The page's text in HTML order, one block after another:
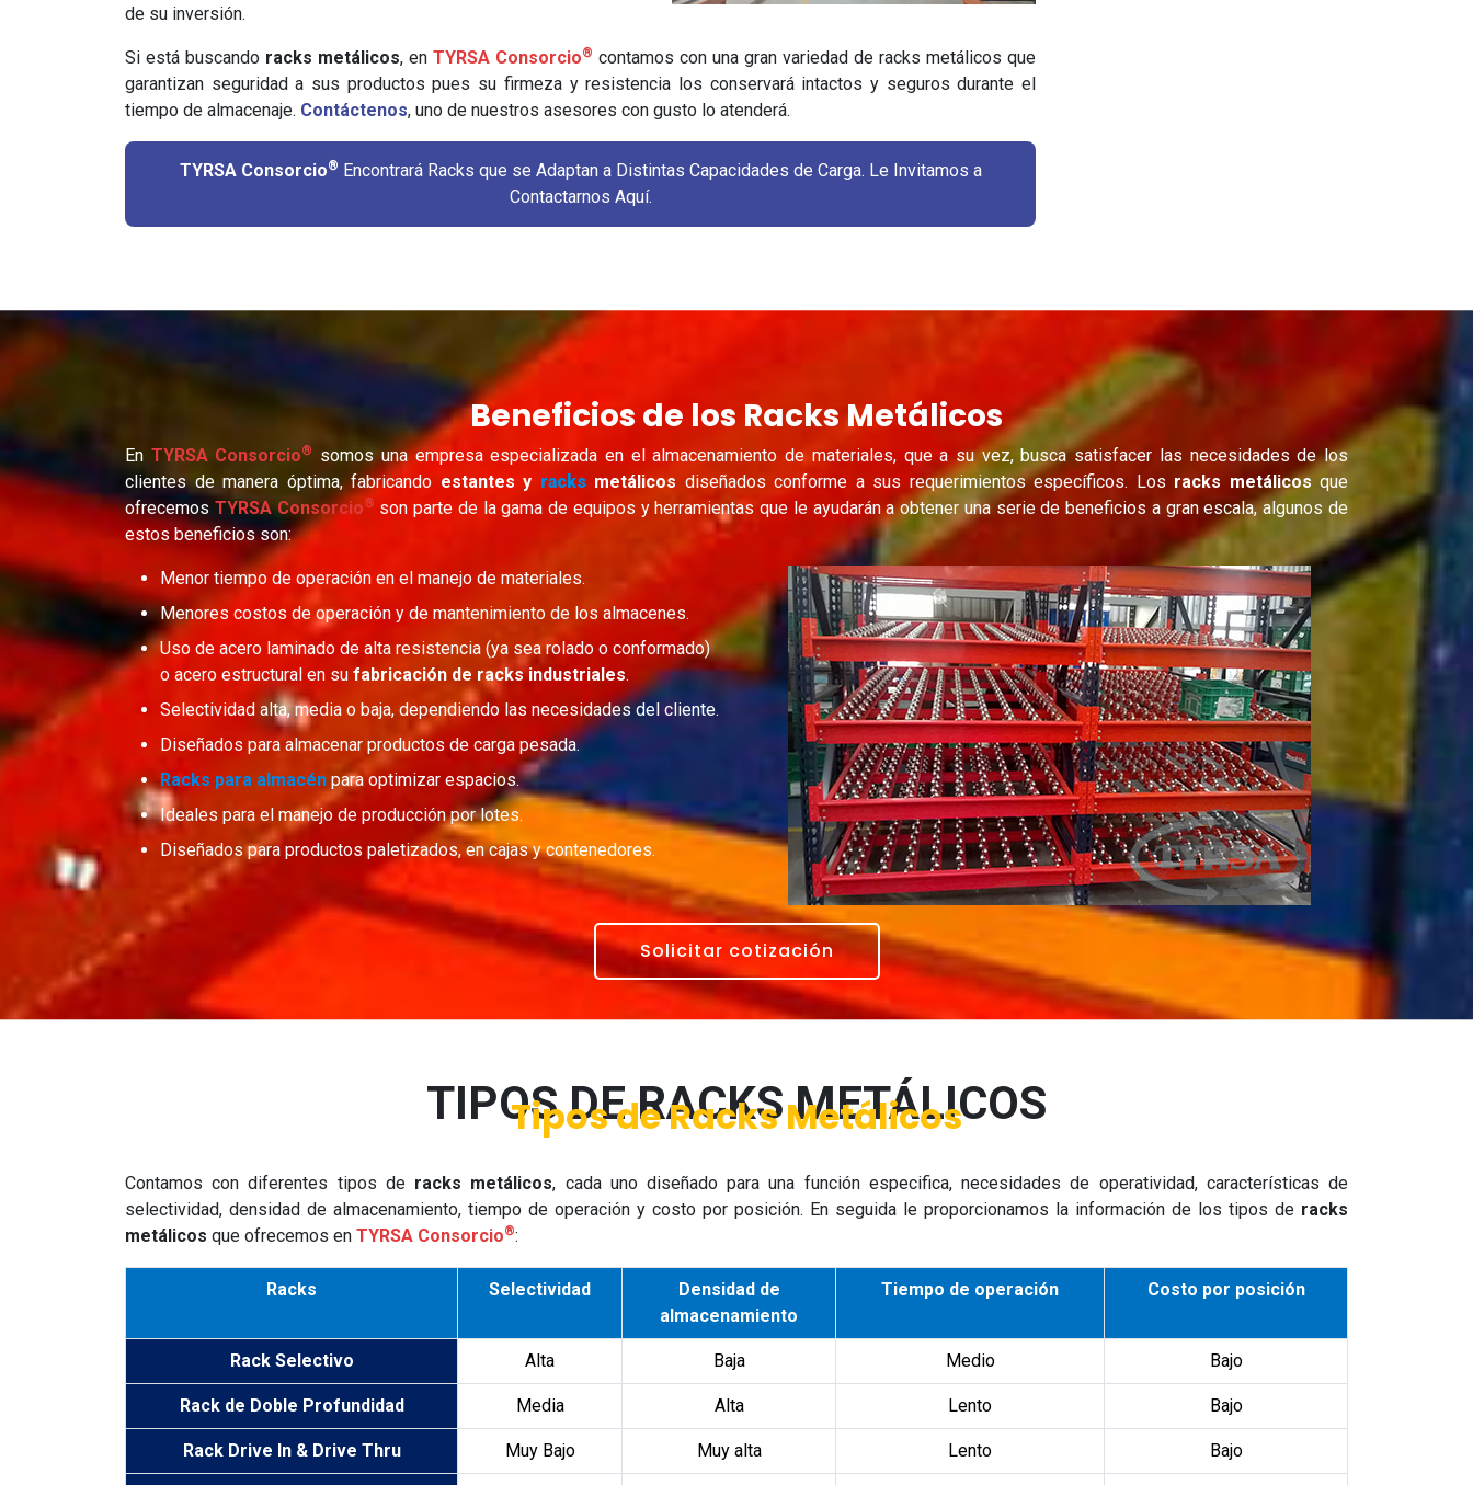
de su inversión.
Si está buscando racks metálicos, en TYRSA Consorcio® contamos con una gran variedad de racks metálicos que
garantizan seguridad a sus productos pues su firmeza y resistencia los conservará intactos y seguros durante el
tiempo de almacenaje. Contáctenos, uno de nuestros asesores con gusto lo atenderá.
TYRSA Consorcio® Encontrará Racks que se Adaptan a Distintas Capacidades de Carga. Le Invitamos a
Contactarnos Aquí.
Beneficios de los Racks Metálicos
En TYRSA Consorcio®
somos una empresa especializada en el almacenamiento de materiales, que a su vez, busca satisfacer las necesidades de los
clientes de manera óptima, fabricando estantes y racksmetálicos diseñados conforme a sus requerimientos específicos. Los racks metálicos que
ofrecemos TYRSA Consorcio® son parte de la gama de equipos y herramientas que le ayudarán a obtener una serie de beneficios a gran escala, algunos de
estos beneficios son:
Menor tiempo de operación en el manejo de materiales.
Menores costos de operación y de mantenimiento de los almacenes.
Uso de acero laminado de alta resistencia (ya sea rolado o conformado)
o acero estructural en su fabricación de racks industriales.
Selectividad alta, media o baja, dependiendo las necesidades del cliente.
Diseñados para almacenar productos de carga pesada.
Racks para almacén para optimizar espacios.
Ideales para el manejo de producción por lotes.
Diseñados para productos paletizados, en cajas y contenedores.
Solicitar cotización
TIPOS DE RACKS METÁLICOS
Tipos de Racks Metálicos
Contamos con diferentes tipos de racks metálicos, cada uno diseñado para una función especifica, necesidades de operatividad, características de
selectividad, densidad de almacenamiento, tiempo de operación y costo por posición. En seguida le proporcionamos la información de los tipos de racks
metálicos que ofrecemos en TYRSA Consorcio®:
Racks Selectividad
Densidad de
almacenamiento
Tiempo de operación Costo por posición
Rack Selectivo Alta Baja Medio Bajo
Rack de Doble Profundidad Media Alta Lento Bajo
Rack Drive In & Drive Thru Muy Bajo Muy alta Lento Bajo